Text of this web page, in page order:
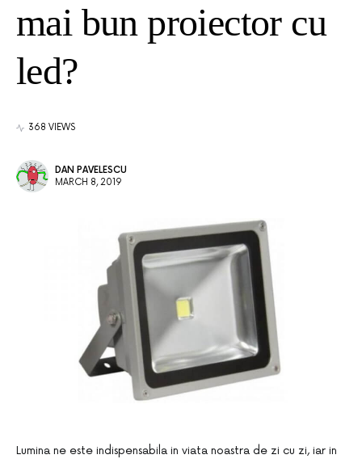
mai bun proiector cu
led?
368 VIEWS
DAN PAVELESCU
MARCH 8, 2019
Lumina ne este indispensabila in viata noastra de zi cu zi, iar in